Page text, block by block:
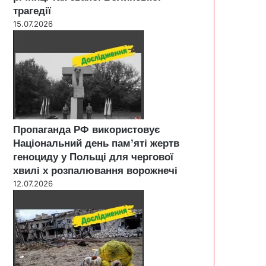
трагедії
15.07.2026
Пропаганда РФ використовує
Національний день пам’яті жертв
геноциду у Польщі для чергової
хвилі х розпалювання ворожнечі
12.07.2026